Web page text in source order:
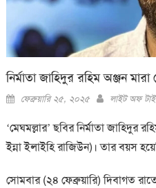
নির্মাতা জাহিদুর রহিম অঞ্জন মারা
Posted
ফেব্রুয়ারি ২৫, ২০২৫ Author
লাইট অফ
‘মেঘমল্লার’ ছবির নির্মাতা জাহিদুর
ইন্না ইলাইহি রাজিউন)। তার বয়স
সোমবার (২৪ ফেব্রুয়ারি) দিবাগত রাতে